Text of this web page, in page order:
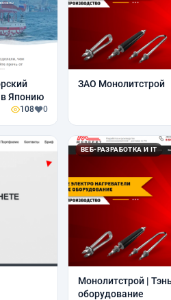
в Японию
108 0
ЗАО Монолитстрой
ВЕБ-РАЗРАБОТКА И IT
Монолитстрой |
оборудование